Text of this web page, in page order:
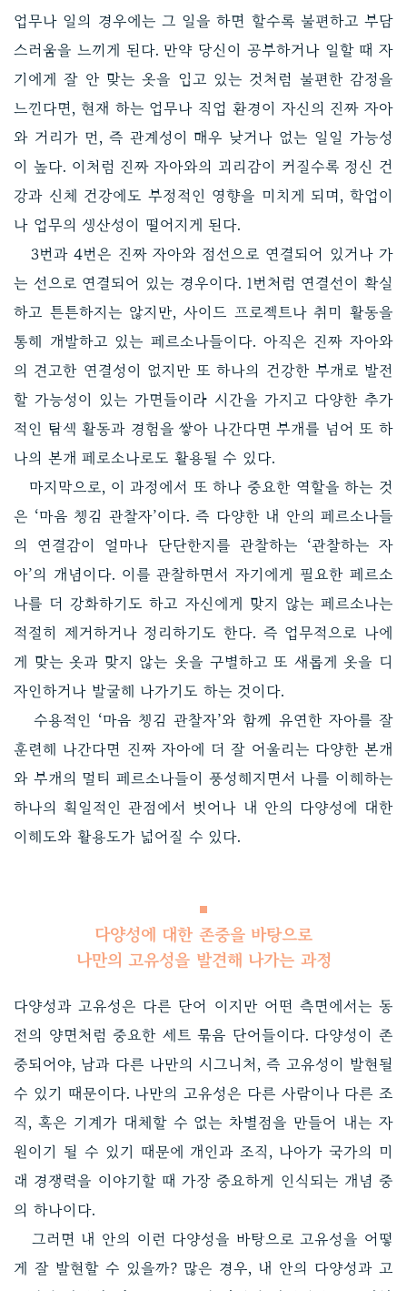
업무나 일의 경우에는 그 일을 하면 할수록 불편하고 부담
스러움을 느끼게 된다. 만약 당신이 공부하거나 일할 때 자
기에게 잘 안 맞는 옷을 입고 있는 것처럼 불편한 감정을
느낀다면, 현재 하는 업무나 직업 환경이 자신의 진짜 자아
와 거리가 먼, 즉 관계성이 매우 낮거나 없는 일일 가능성
이 높다. 이처럼 진짜 자아와의 괴리감이 커질수록 정신 건
강과 신체 건강에도 부정적인 영향을 미치게 되며, 학업이
나 업무의 생산성이 떨어지게 된다.
3번과 4번은 진짜 자아와 점선으로 연결되어 있거나 가
는 선으로 연결되어 있는 경우이다. 1번처럼 연결선이 확실
하고 튼튼하지는 않지만, 사이드 프로젝트나 취미 활동을
통해 개발하고 있는 페르소나들이다. 아직은 진짜 자아와
의 견고한 연결성이 없지만 또 하나의 건강한 부캐로 발전
할 가능성이 있는 가면들이라 시간을 가지고 다양한 추가
적인 탐색 활동과 경험을 쌓아 나간다면 부캐를 넘어 또 하
나의 본캐 페로소나로도 활용될 수 있다.
마지막으로, 이 과정에서 또 하나 중요한 역할을 하는 것
은 ‘마음 챙김 관찰자’이다. 즉 다양한 내 안의 페르소나들
의 연결감이 얼마나 단단한지를 관찰하는 ‘관찰하는 자
아’의 개념이다. 이를 관찰하면서 자기에게 필요한 페르소
나를 더 강화하기도 하고 자신에게 맞지 않는 페르소나는
적절히 제거하거나 정리하기도 한다. 즉 업무적으로 나에
게 맞는 옷과 맞지 않는 옷을 구별하고 또 새롭게 옷을 디
자인하거나 발굴해 나가기도 하는 것이다.
수용적인 ‘마음 챙김 관찰자’와 함께 유연한 자아를 잘
훈련해 나간다면 진짜 자아에 더 잘 어울리는 다양한 본캐
와 부캐의 멀티 페르소나들이 풍성해지면서 나를 이해하는
하나의 획일적인 관점에서 벗어나 내 안의 다양성에 대한
이해도와 활용도가 넓어질 수 있다.
다양성에 대한 존중을 바탕으로
나만의 고유성을 발견해 나가는 과정
다양성과 고유성은 다른 단어 이지만 어떤 측면에서는 동
전의 양면처럼 중요한 세트 묶음 단어들이다. 다양성이 존
중되어야, 남과 다른 나만의 시그니처, 즉 고유성이 발현될
수 있기 때문이다. 나만의 고유성은 다른 사람이나 다른 조
직, 혹은 기계가 대체할 수 없는 차별점을 만들어 내는 자
원이기 될 수 있기 때문에 개인과 조직, 나아가 국가의 미
래 경쟁력을 이야기할 때 가장 중요하게 인식되는 개념 중
의 하나이다.
그러면 내 안의 이런 다양성을 바탕으로 고유성을 어떻
게 잘 발현할 수 있을까? 많은 경우, 내 안의 다양성과 고